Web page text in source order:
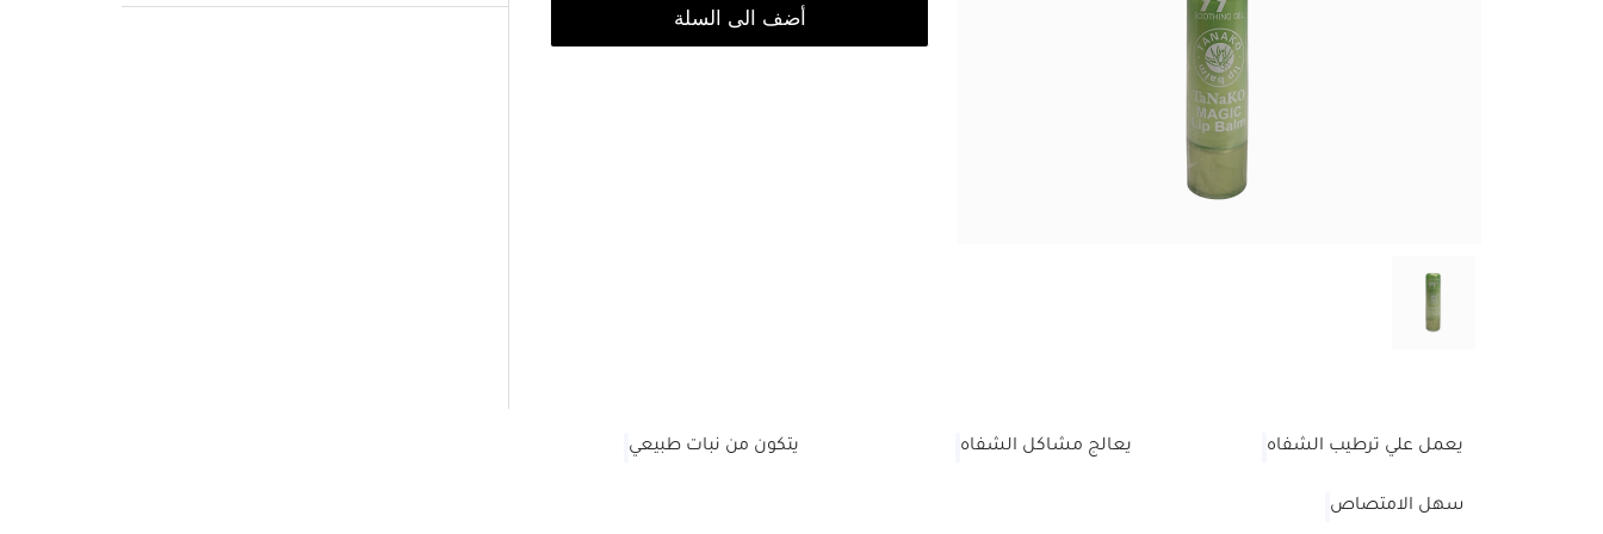
أضف الى السلة
يعمل علي ترطيب الشفاه يعالج مشاكل الشفاه يتكون من نبات طبيعي
سهل الامتصاص